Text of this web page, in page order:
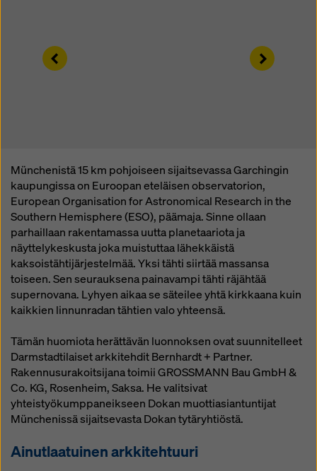
Left Right
Münchenistä 15 km pohjoiseen sijaitsevassa Garchingin
kaupungissa on Euroopan eteläisen observatorion,
European Organisation for Astronomical Research in the
Southern Hemisphere (ESO), päämaja. Sinne ollaan
parhaillaan rakentamassa uutta planetaariota ja
näyttelykeskusta joka muistuttaa lähekkäistä
kaksoistähtijärjestelmää. Yksi tähti siirtää massansa
toiseen. Sen seurauksena painavampi tähti räjähtää
supernovana. Lyhyen aikaa se säteilee yhtä kirkkaana kuin
kaikkien linnunradan tähtien valo yhteensä.
Tämän huomiota herättävän luonnoksen ovat suunnitelleet
Darmstadtilaiset arkkitehdit Bernhardt + Partner.
Rakennusurakoitsijana toimii GROSSMANN Bau GmbH &
Co. KG, Rosenheim, Saksa. He valitsivat
yhteistyökumppaneikseen Dokan muottiasiantuntijat
Münchenissä sijaitsevasta Dokan tytäryhtiöstä.
Ainutlaatuinen arkkitehtuuri
napsauttamalla evästeasetuksia tämän
verkkosivuston alareunassa ja käyttämällä vastaavia
tietosuojakäytännöstämme. Tarjoamme sinulle myös
mahdollisuuden valita evästeet (evästeiden
lisäasetukset).